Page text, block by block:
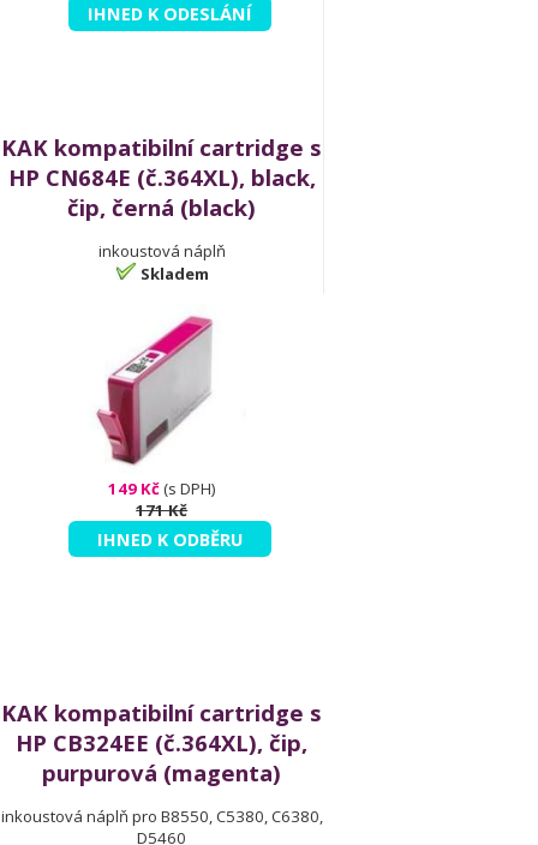
IHNED K ODESLÁNÍ
KAK kompatibilní cartridge s
HP CN684E (č.364XL), black,
čip, černá (black)
inkoustová náplň
Skladem
149 Kč(s DPH)
171 Kč
IHNED K ODBĚRU
KAK kompatibilní cartridge s
HP CB324EE (č.364XL), čip,
purpurová (magenta)
inkoustová náplň pro B8550, C5380, C6380,
D5460